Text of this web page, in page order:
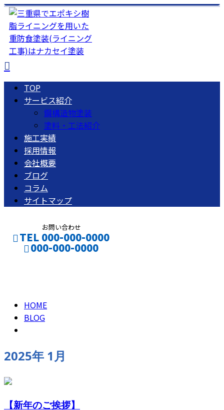
TOP
サービス紹介
鋼構造物塗装
塗料・工法紹介
施工実績
採用情報
会社概要
ブログ
コラム
サイトマップ
お問い合わせ
TEL 000-000-0000
000-000-0000
HOME
BLOG
2025年 1月
【新年のご挨拶】